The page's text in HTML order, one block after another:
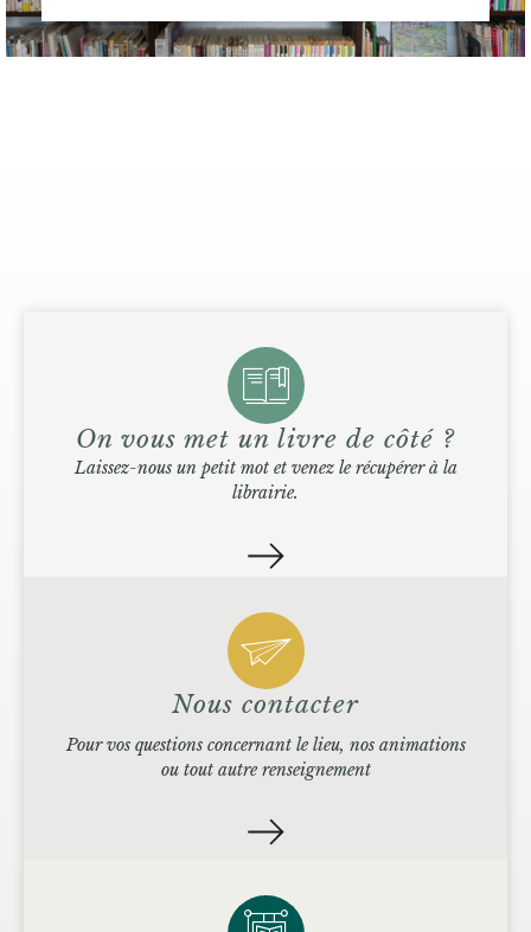
On vous met un livre de côté ?
Laissez-nous un petit mot et venez le récupérer à la
librairie.
Nous contacter
Pour vos questions concernant le lieu, nos animations
ou tout autre renseignement